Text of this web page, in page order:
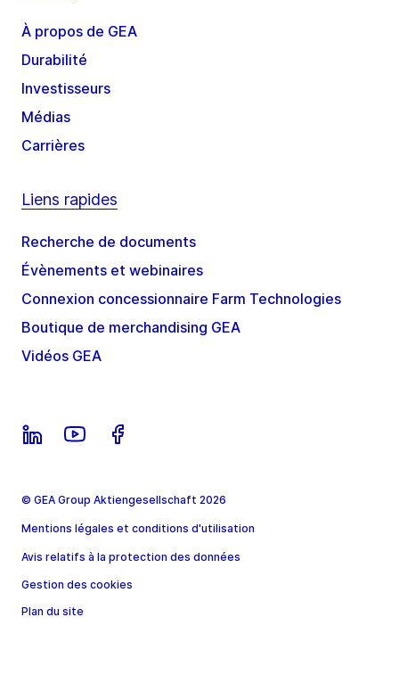
À propos de GEA
Durabilité
Investisseurs
Médias
Carrières
Liens rapides
Recherche de documents
Évènements et webinaires
Connexion concessionnaire Farm Technologies
Boutique de merchandising GEA
Vidéos GEA
© GEA Group Aktiengesellschaft 2026
Mentions légales et conditions d'utilisation
Avis relatifs à la protection des données
Gestion des cookies
Plan du site